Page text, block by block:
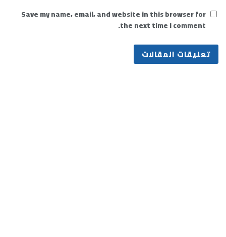
Save my name, email, and website in this browser for
the next time I comment.